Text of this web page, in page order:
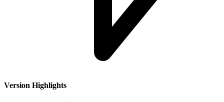
Version Highlights